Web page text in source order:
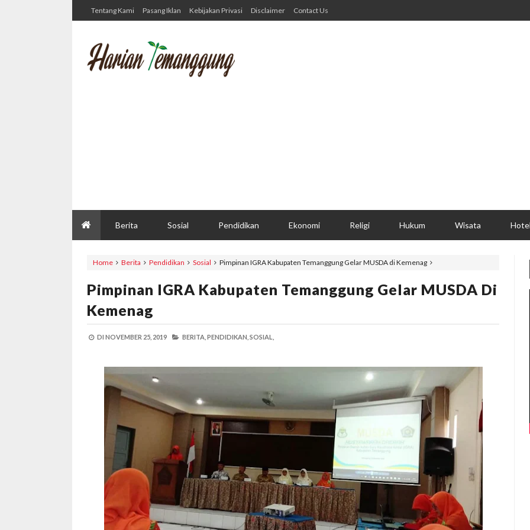
Tentang Kami Pasang Iklan Kebijakan Privasi Disclaimer Contact Us
Berita Sosial Pendidikan Ekonomi Religi Hukum Wisata Hotel
Home Berita Pendidikan Sosial Pimpinan IGRA Kabupaten Temanggung Gelar MUSDA di Kemenag
Pimpinan IGRA Kabupaten Temanggung Gelar MUSDA Di
Kemenag
DI NOVEMBER 25, 2019 BERITA, PENDIDIKAN, SOSIAL,